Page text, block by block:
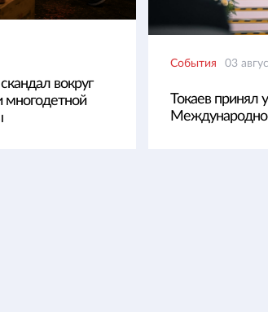
вокруг
многодетной
События 03
Токаев принял